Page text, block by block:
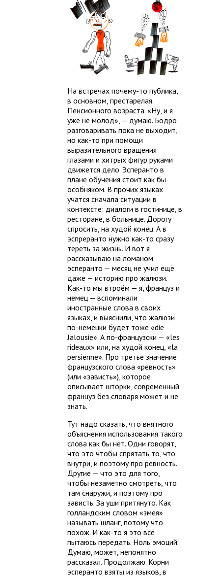
На встречах почему-то публика,
в основном, престарелая.
Пенсионного возраста. «Ну, и я
уже не молод», — думаю. Бодро
разговаривать пока не выходит,
но как-то при помощи
выразительного вращения
глазами и хитрых фигур руками
движется дело. Эсперанто в
плане обучения стоит как бы
особняком. В прочих языках
учатся сначала ситуации в
контексте: диалоги в гостинице, в
ресторане, в больнице. Дорогу
спросить, на худой конец. А в
эспреранто нужно как-то сразу
тереть за жизнь. И вот я
рассказываю на ломаном
эсперанто — месяц не учил ещё
даже — историю про жалюзи.
Как-то мы втроём — я, француз и
немец — вспоминали
иностранные слова в своих
языках, и выяснили, что жалюзи
по-немецки будет тоже «die
Jalousie». А по-французски — «les
rideaux» или, на худой конец, «la
persienne». Про третье значение
французского слова «ревность»
(или «зависть»), которое
описывает шторки, современный
француз без словаря может и не
знать.
Тут надо сказать, что внятного
объяснения использования такого
слова как бы нет. Одни говорят,
что это чтобы спрятать то, что
внутри, и поэтому про ревность.
Другие — что это для того,
чтобы незаметно смотреть, что
там снаружи, и поэтому про
зависть. За уши притянуто. Как
голландским словом «змея»
называть шланг, потому что
похож. И как-то я это всё
пытаюсь передать. Ноль эмоций.
Думаю, может, непонятно
рассказал. Продолжаю. Корни
эсперанто взяты из языков, в